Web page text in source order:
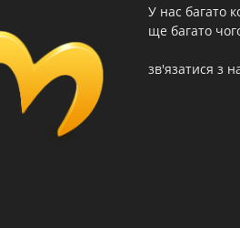
У нас багато
ще багато
зв'язатися з